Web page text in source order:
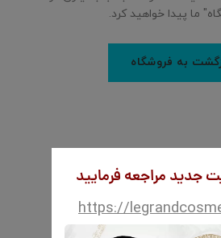
ما پیدا خواهید کرد.
به فروشگاه
جدید مراجعه فرمایید
https://